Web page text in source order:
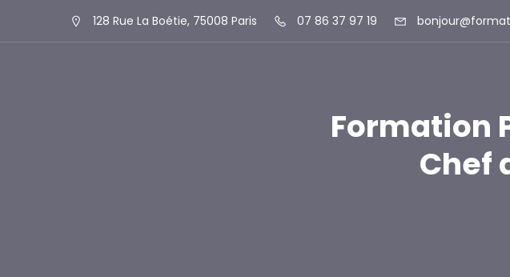
128 Rue La Boétie, 75008 Paris 07 86 37 97 19
Formation
Chef